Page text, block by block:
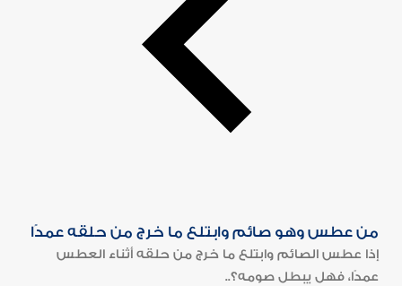
من عطس وهو صائم وابتلع ما خرج من حلقه عمدًا
إذا عطس الصائم وابتلع ما خرج من حلقه أثناء العطس
عمدًا، فهل يبطل صومه؟..